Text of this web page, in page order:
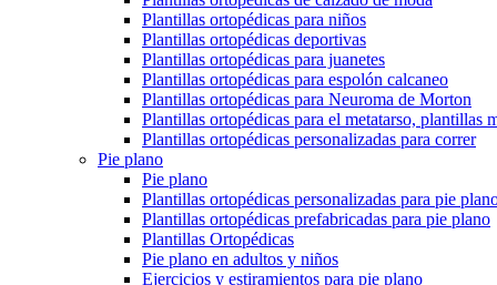
Plantillas ortopédicas para niños
Plantillas ortopédicas deportivas
Plantillas ortopédicas para juanetes
Plantillas ortopédicas para espolón calcaneo
Plantillas ortopédicas para Neuroma de Morton
Plantillas ortopédicas para el metatarso, plantillas
Plantillas ortopédicas personalizadas para correr
Pie plano
Pie plano
Plantillas ortopédicas personalizadas para pie
Plantillas ortopédicas prefabricadas para pie plano
Plantillas Ortopédicas
Pie plano en adultos y niños
Ejercicios y estiramientos para pie plano